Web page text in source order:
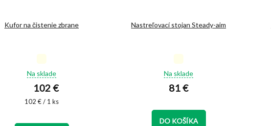
Kufor na čistenie zbrane
hodnotenie
je
4,9
Na sklade
102 €
Jednotková
102 € / 1 ks
Nastreľovací stojan Steady-aim
hodnotenie
je
z
5
Na sklade
81 €
DO KOŠÍKA